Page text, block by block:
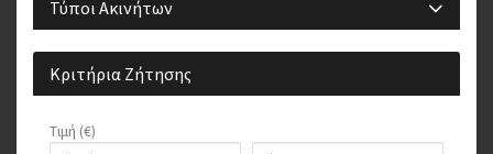
Τύποι Ακινήτων
Κριτήρια Ζήτησης
Τιμή (€)